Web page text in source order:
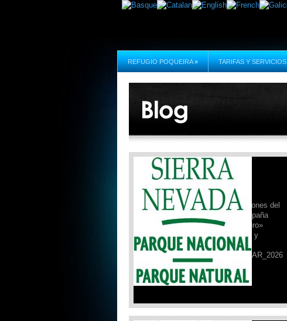
REFUGIO POQUEIRA » TARIFAS Y SERVICIOS
Campaña de Seguridad PNSN:
26/03/2026
Desde el Refugio Poqueira,
actualizamos la ficha de condiciones del
26 de marzo de 2026, de la campaña
«Sierra Nevada para vivirla seguro»
realizada por el Parque Nacional y
Natural de Sierra Nevada.
FICHA_DE_SEGURIDAD_26_MAR_2026
Leer Más »